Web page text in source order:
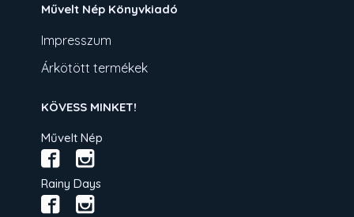
Művelt Nép Könyvkiadó
Impresszum
Árkötött termékek
KÖVESS MINKET!
Művelt Nép
Rainy Days